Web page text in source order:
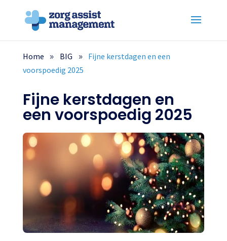
Home BIG
Fijne kerstdagen en een
voorspoedig 2025
Fijne kerstdagen en
een voorspoedig 2025